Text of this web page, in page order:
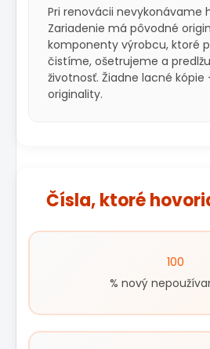
Pri renovácii nevykonávame
Zariadenie má pôvodné
komponenty výrobcu, ktoré
čistíme, ošetrujeme a
životnosť. Žiadne lacné kópie
originality.
Čísla, ktoré
100
% nový